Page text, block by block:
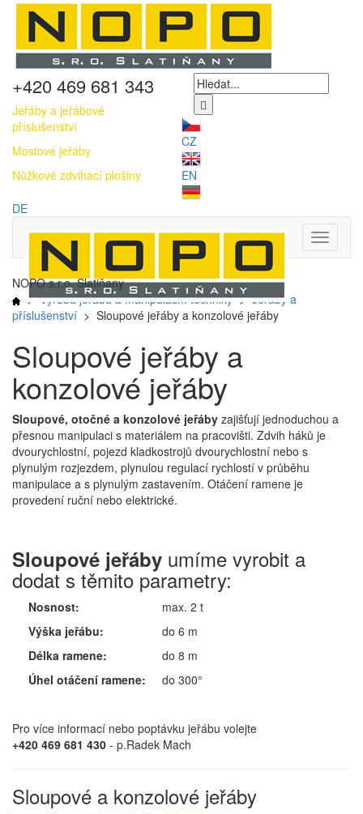
+420 469 681 343
Jeřáby a jeřábové
příslušenství
Mostové jeřáby
Nůžkové zdvihací plošiny
CZ
EN
DE
Toggle
NOPO s.r.o. Slatiňany
>Výroba jeřábů a manipulační techniky>Jeřáby a
příslušenství > Sloupové jeřáby a konzolové jeřáby
Sloupové jeřáby a
konzolové jeřáby
Sloupové, otočné a konzolové jeřáby zajišťují jednoduchou a
přesnou manipulaci s materiálem na pracovišti. Zdvih háků je
dvourychlostní, pojezd kladkostrojů dvourychlostní nebo s
plynulým rozjezdem, plynulou regulací rychlostí v průběhu
manipulace a s plynulým zastavením. Otáčení ramene je
provedení ruční nebo elektrické.
Sloupové jeřáby umíme vyrobit a
dodat s těmito parametry:
Nosnost:
max. 2 t
Výška jeřábu:
do 6 m
Délka ramene:
do 8 m
Úhel otáčení ramene:
do 300°
Pro více informací nebo poptávku jeřábu volejte
+420 469 681 430 - p.Radek Mach
Sloupové a konzolové jeřáby